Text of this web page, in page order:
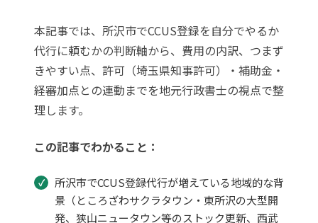
本記事では、所沢市でCCUS登録を自分でやるか
代行に頼むかの判断軸から、費用の内訳、つまず
きやすい点、許可（埼玉県知事許可）・補助金・
経審加点との連動までを地元行政書士の視点で整
理します。
この記事でわかること：
所沢市でCCUS登録代行が増えている地域的な背
景（ところざわサクラタウン・東所沢の大型開
発、狭山ニュータウン等のストック更新、西武